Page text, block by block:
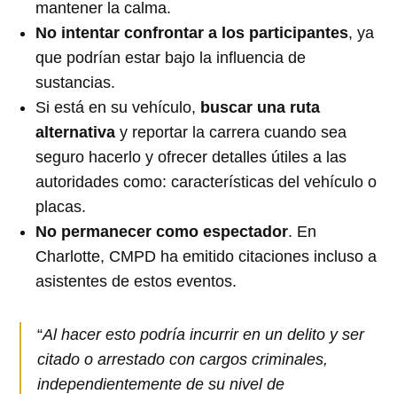
mantener la calma.
No intentar confrontar a los participantes, ya
que podrían estar bajo la influencia de
sustancias.
Si está en su vehículo, buscar una ruta
alternativa y reportar la carrera cuando sea
seguro hacerlo y ofrecer detalles útiles a las
autoridades como: características del vehículo o
placas.
No permanecer como espectador. En
Charlotte, CMPD ha emitido citaciones incluso a
asistentes de estos eventos.
“Al hacer esto podría incurrir en un delito y ser
citado o arrestado con cargos criminales,
independientemente de su nivel de